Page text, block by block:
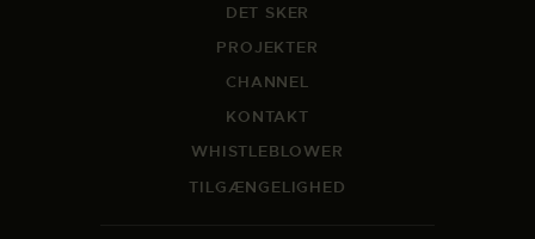
DET SKER
PROJEKTER
CHANNEL
KONTAKT
WHISTLEBLOWER
TILGÆNGELIGHED